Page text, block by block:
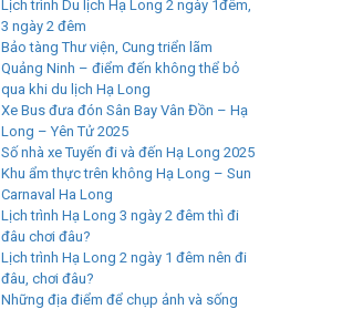
Lịch trình Du lịch Hạ Long 2 ngày 1đêm,
3 ngày 2 đêm
Bảo tàng Thư viện, Cung triển lãm
Quảng Ninh – điểm đến không thể bỏ
qua khi du lịch Hạ Long
Xe Bus đưa đón Sân Bay Vân Đồn – Hạ
Long – Yên Tử 2025
Số nhà xe Tuyến đi và đến Hạ Long 2025
Khu ẩm thực trên không Hạ Long – Sun
Carnaval Ha Long
Lịch trình Hạ Long 3 ngày 2 đêm thì đi
đâu chơi đâu?
Lịch trình Hạ Long 2 ngày 1 đêm nên đi
đâu, chơi đâu?
Những địa điểm để chụp ảnh và sống